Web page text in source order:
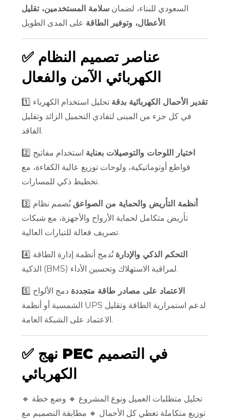
السعودي للبناء، لضمان سلامة المستخدمين، تقليل
الأعطال، وتوفير الطاقةعلى المدى الطويل.
✅ عناصر تصميم النظام
الكهربائي الآمن والفعال
1️⃣ تقدير الأحمال الكهربائية بدقة تحليل استخدام الكهرباء
في كل جزء من المبنى لتفادي التحميل الزائد وتقليل
الفاقد.
2️⃣ اختيار اللوحات والتوصيلات بعناية استخدام مفاتيح
قواطع أوتوماتيكية، ولوحات توزيع عالية الكفاءة، مع
تخطيط ذكي للمسارات.
3️⃣ أنظمة التأريض والحماية من الصواعق نُصمم نظام
تأريض متكامل لحماية الأرواح والأجهزة، مع شبكات
تصريف فعالة للتيارات العالية.
4️⃣ التحكم الذكي والإدارة نُدمج أنظمة إدارة الطاقة
الذكية (BMS) لمراقبة الاستهلاك وتحسين الأداء.
5️⃣ الاعتماد على مصادر طاقة متجددة دمج الألواح
الشمسية أو أنظمة UPS لدعم استمرارية الطاقة وتقليل
الاعتماد على الشبكة العامة.
✅ نهج PEC في التصميم
الكهربائي
🔸 تحليل متطلبات العميل ونوع المشروع 🔸 وضع خطة
توزيع متكاملة تغطي كل الأحمال 🔸 مطابقة التصميم مع